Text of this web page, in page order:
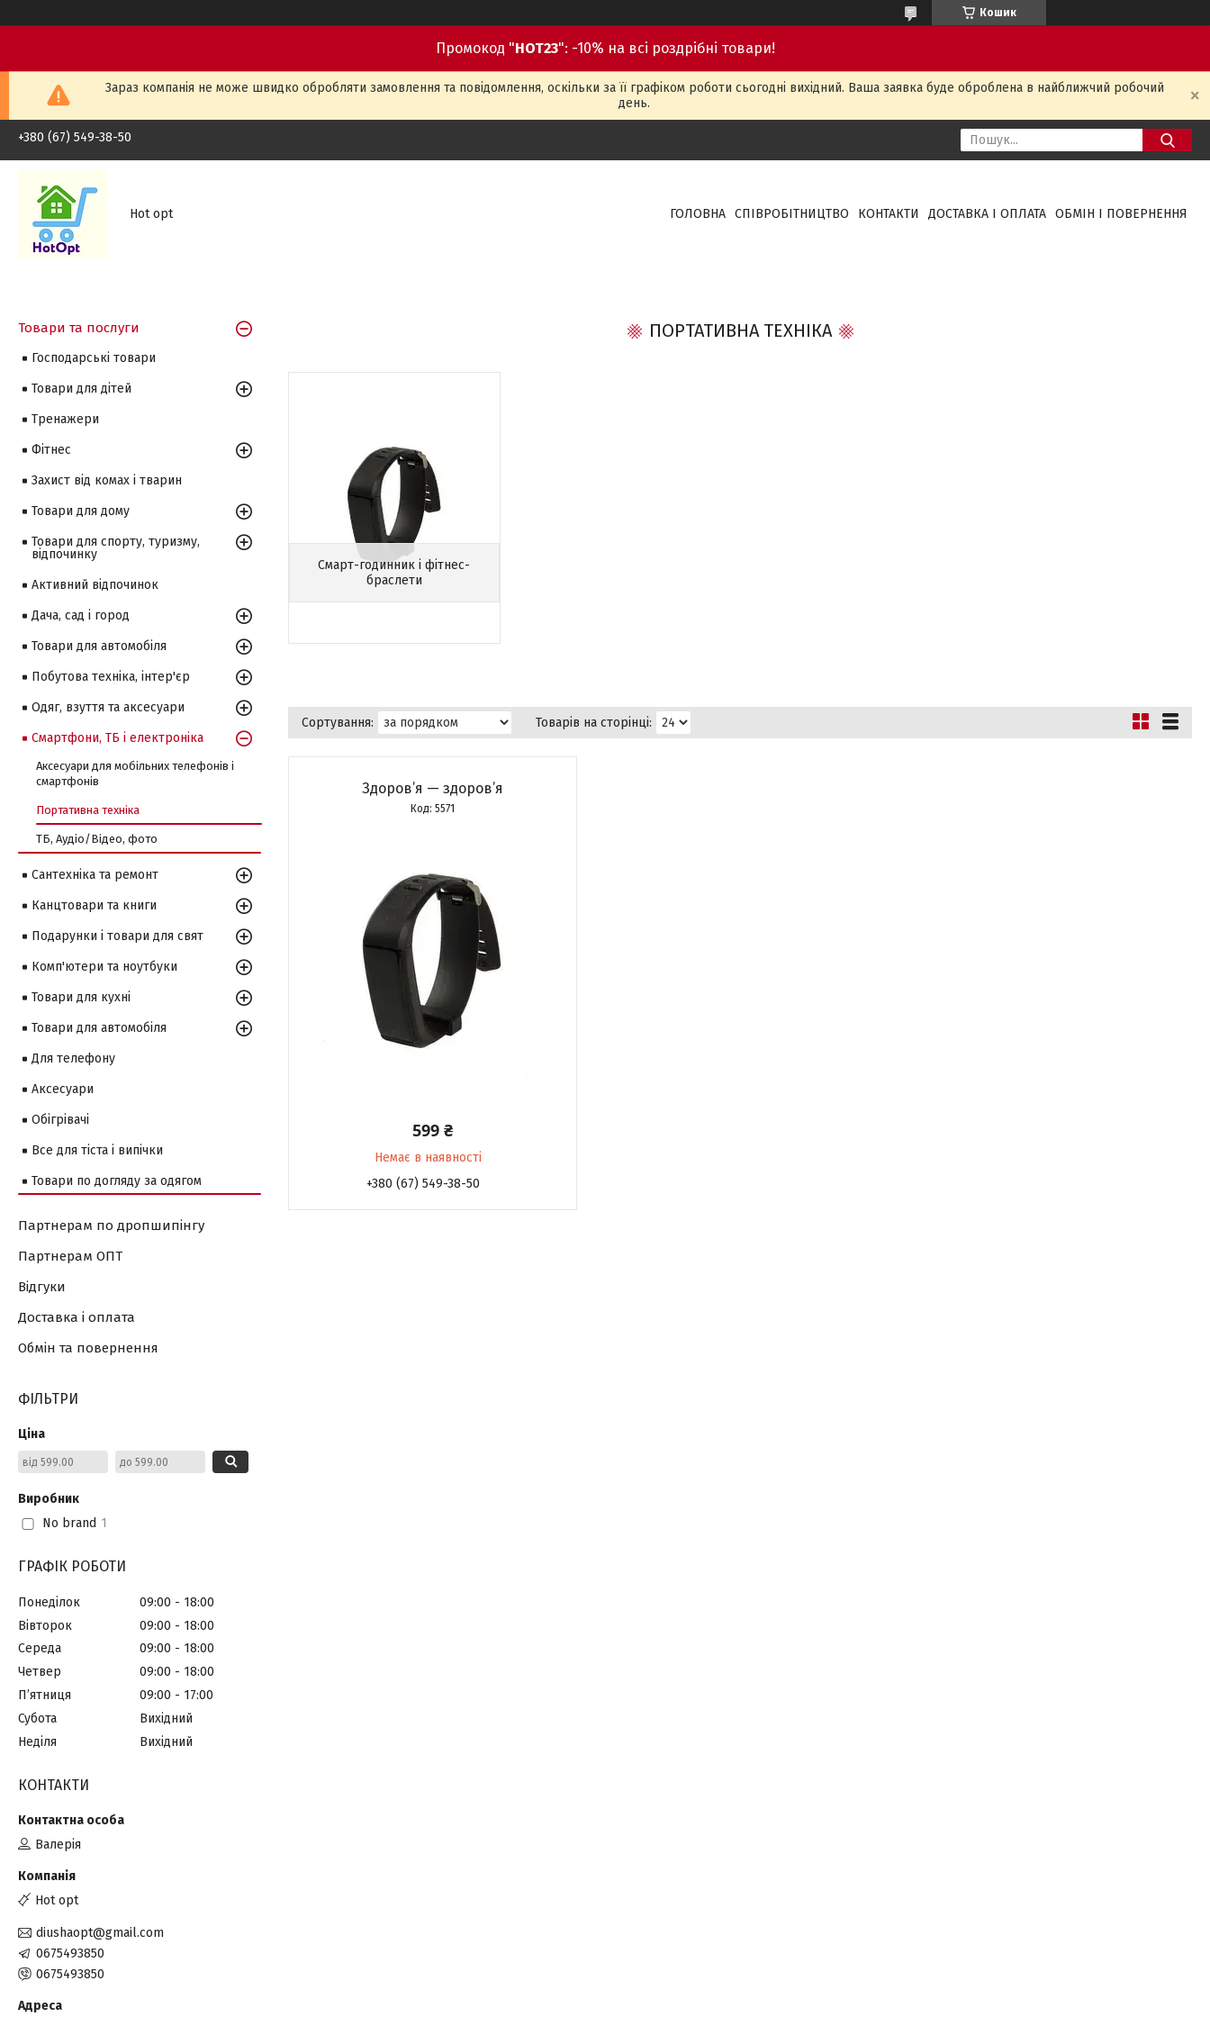
Кошик
Промокод "HOT23": -10% на всі роздрібні товари!
Зараз компанія не може швидко обробляти замовлення та повідомлення, оскільки за її графіком роботи сьогодні вихідний. Ваша заявка буде оброблена в найближчий робочий
день.
+380 (67) 549-38-50
Hot opt ГОЛОВНА СПІВРОБІТНИЦТВО КОНТАКТИ ДОСТАВКА І ОПЛАТА ОБМІН І ПОВЕРНЕННЯ
ПОРТАТИВНА ТЕХНІКА
Смарт-годинник і фітнес-
браслети
Здоров’я — здоров’я
5571
599 ₴
Немає в наявності
+380 (67) 549-38-50
Товари та послуги
Господарські товари
Товари для дітей
Тренажери
Фітнес
Захист від комах і тварин
Товари для дому
Товари для спорту, туризму,
відпочинку
Активний відпочинок
Дача, сад і город
Товари для автомобіля
Побутова техніка, інтер'єр
Одяг, взуття та аксесуари
Смартфони, ТБ і електроніка
Аксесуари для мобільних телефонів і
смартфонів
Портативна техніка
ТБ, Аудіо/Відео, фото
Сантехніка та ремонт
Канцтовари та книги
Подарунки і товари для свят
Комп'ютери та ноутбуки
Товари для кухні
Товари для автомобіля
Для телефону
Аксесуари
Обігрівачі
Все для тіста і випічки
Товари по догляду за одягом
Партнерам по дропшипінгу
Партнерам ОПТ
Відгуки
Доставка і оплата
Обмін та повернення
ФІЛЬТРИ
Ціна
Виробник
No brand 1
ГРАФІК РОБОТИ
Понеділок 09:00
18:00
Вівторок
09:00
18:00
Середа
09:00
18:00
Четвер
09:00
18:00
Пʼятниця
09:00
17:00
Субота
Вихідний
Неділя
Вихідний
КОНТАКТИ
Валерія
Hot opt
diushaopt@gmail.com
0675493850
0675493850